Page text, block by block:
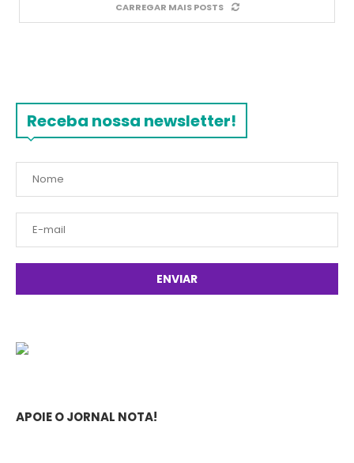
CARREGAR MAIS POSTS
Receba nossa newsletter!
APOIE O JORNAL NOTA!